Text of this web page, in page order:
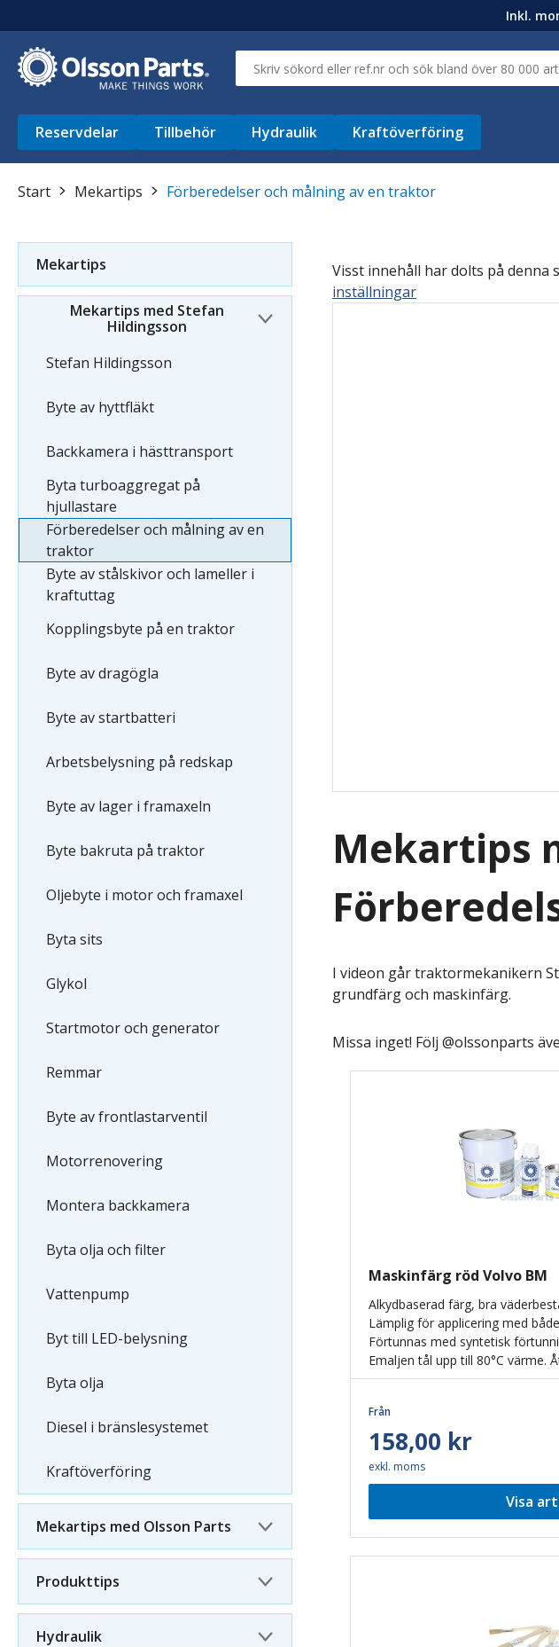
Inkl.
Reservdelar Tillbehör Hydraulik Kraftöverföring
Start Mekartips Förberedelser och målning av en traktor
Mekartips
Mekartips med Stefan
Hildingsson
Stefan Hildingsson
Byte av hyttfläkt
Backkamera i hästtransport
Byta turboaggregat på
hjullastare
Förberedelser och målning av en
traktor
Byte av stålskivor och lameller i
kraftuttag
Kopplingsbyte på en traktor
Byte av dragögla
Byte av startbatteri
Arbetsbelysning på redskap
Byte av lager i framaxeln
Byte bakruta på traktor
Oljebyte i motor och framaxel
Byta sits
Glykol
Startmotor och generator
Remmar
Byte av frontlastarventil
Motorrenovering
Montera backkamera
Byta olja och filter
Vattenpump
Byt till LED-belysning
Byta olja
Diesel i bränslesystemet
Kraftöverföring
Mekartips med Olsson Parts
Produkttips
Hydraulik
Visst innehåll har dolts på denna
inställningar
Mekartips
I videon går traktormekanikern
grundfärg och maskinfärg.
Missa inget! Följ @olssonparts
Maskinfärg röd Volvo BM
Alkydbaserad färg, bra
Lämplig för applicering med
Förtunnas med syntetisk
Emaljen tål upp till 80°C värme.
till 4 timmars torktid vid 20°C.
Från
158,00 kr
exkl. moms
Visa